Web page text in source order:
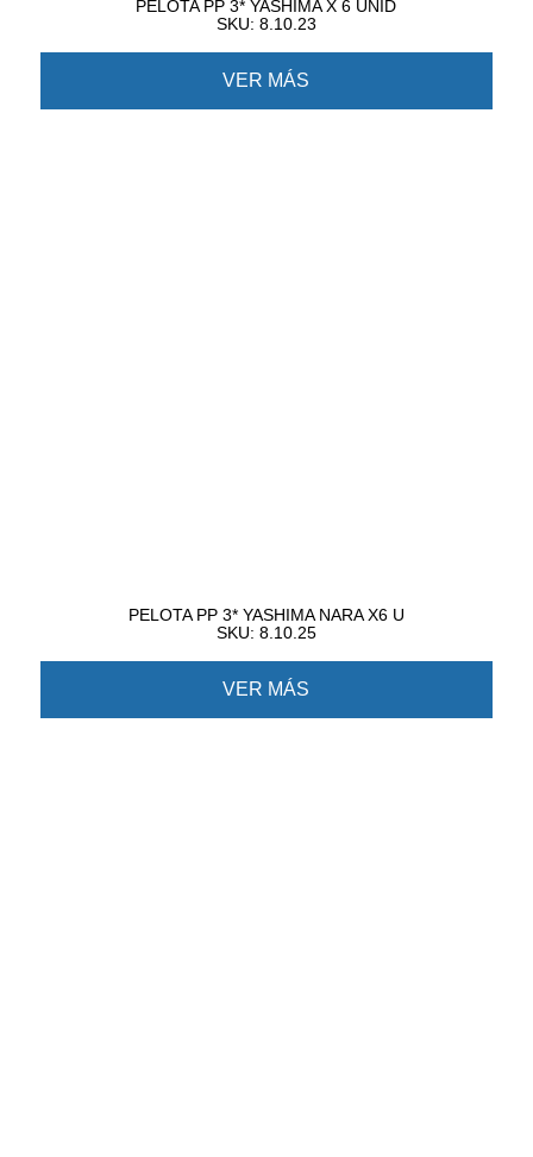
PELOTA PP 3* YASHIMA X 6 UNID
SKU: 8.10.23
VER MÁS
PELOTA PP 3* YASHIMA NARA X6 U
SKU: 8.10.25
VER MÁS